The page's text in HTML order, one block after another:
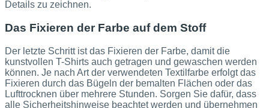
Details zu zeichnen.
Das Fixieren der Farbe auf dem Stoff
Der letzte Schritt ist das Fixieren der Farbe, damit die
kunstvollen T-Shirts auch getragen und gewaschen werden
können. Je nach Art der verwendeten Textilfarbe erfolgt das
Fixieren durch das Bügeln der bemalten Flächen oder das
Lufttrocknen über mehrere Stunden. Sorgen Sie dafür, dass
alle Sicherheitshinweise beachtet werden und übernehmen